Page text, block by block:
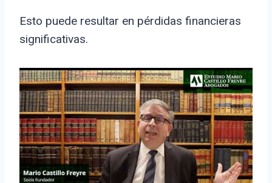
Esto puede resultar en pérdidas financieras
significativas.